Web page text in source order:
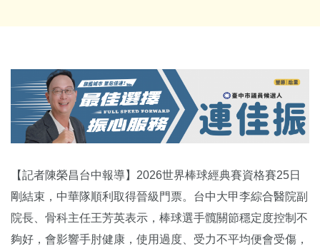
【記者陳榮昌台中報導】2026世界棒球經典賽資格賽25日
剛結束，中華隊順利取得晉級門票。台中大甲李綜合醫院副
院長、骨科主任王芳英表示，棒球選手髖關節穩定度控制不
夠好，會影響手肘健康，使用過度、受力不平均便會受傷，